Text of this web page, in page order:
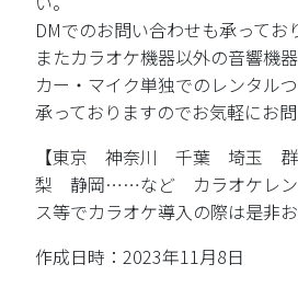
DMでのお問い合わせも承ってお
またカラオケ機器以外の音響機
カー・マイク単独でのレンタル
承っておりますのでお気軽にお問
【東京 神奈川 千葉 埼玉
梨 静岡……など カラオケレン
ス等でカラオケ導入の際は是非お
作成日時：2023年11月8日